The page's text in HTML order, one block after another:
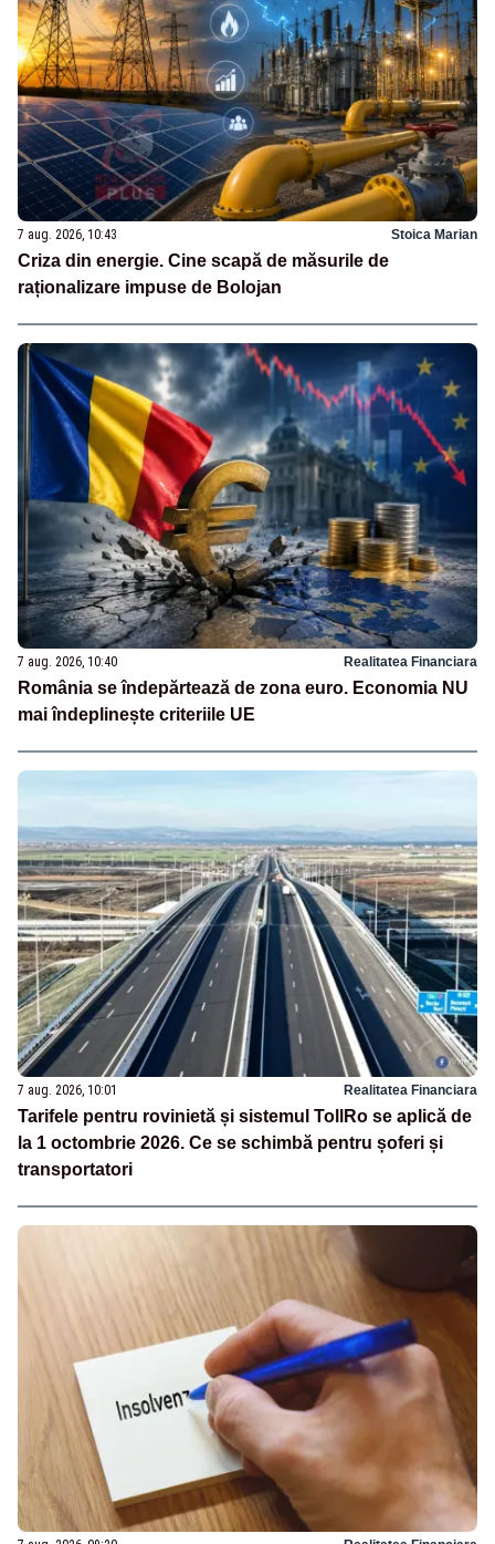
7 aug. 2026, 10:43 Stoica Marian
Criza din energie. Cine scapă de măsurile de
raționalizare impuse de Bolojan
7 aug. 2026, 10:40 Realitatea Financiara
România se îndepărtează de zona euro. Economia NU
mai îndeplinește criteriile UE
7 aug. 2026, 10:01 Realitatea Financiara
Tarifele pentru rovinietă și sistemul TollRo se aplică de
la 1 octombrie 2026. Ce se schimbă pentru șoferi și
transportatori